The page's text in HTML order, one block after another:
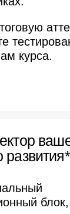
и сообщения
персональных данных